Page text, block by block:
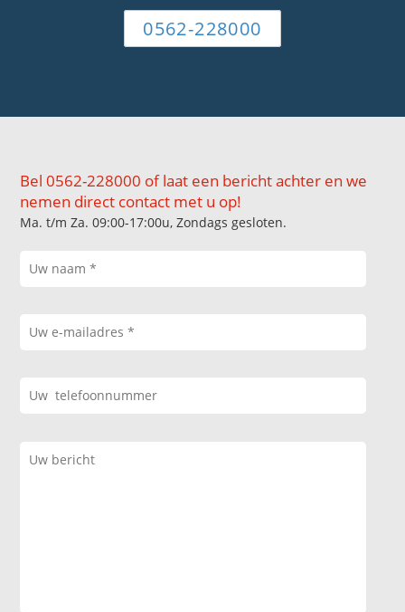
0562-228000
Bel 0562-228000 of laat een bericht achter en we
nemen direct contact met u op!
Ma. t/m Za. 09:00-17:00u, Zondags gesloten.